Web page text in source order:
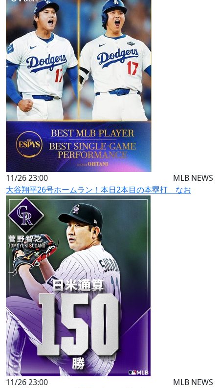
11/26 23:00
MLB NEWS
大谷翔平26号ホームラン！本日2本目の本塁打 なお
11/26 23:00
MLB NEWS